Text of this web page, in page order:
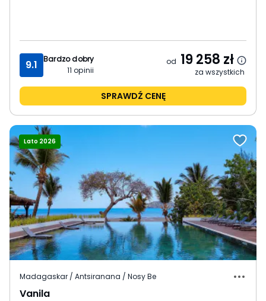
9.1
Bardzo dobry
11 opinii
od 19 258 zł
za wszystkich
SPRAWDŹ CENĘ
Lato 2026
Madagaskar / Antsiranana / Nosy Be
Vanila